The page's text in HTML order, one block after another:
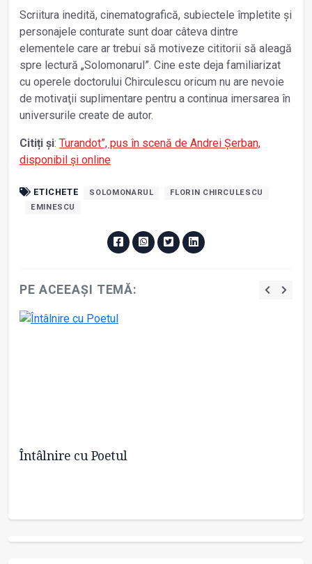
Scriitura inedită, cinematografică, subiectele împletite și
personajele conturate sunt doar câteva dintre
elementele care ar trebui să motiveze cititorii să aleagă
spre lectură „Solomonarul”. Cine este deja familiarizat
cu operele doctorului Chirculescu oricum nu are nevoie
de motivaţii suplimentare pentru a continua imersarea în
universurile create de autor.
Citiți și: Turandot”, pus în scenă de Andrei Șerban,
disponibil și online
ETICHETE SOLOMONARUL
FLORIN CHIRCULESCU
EMINESCU
PE ACEEAȘI TEMĂ:
Întâlnire cu Poetul